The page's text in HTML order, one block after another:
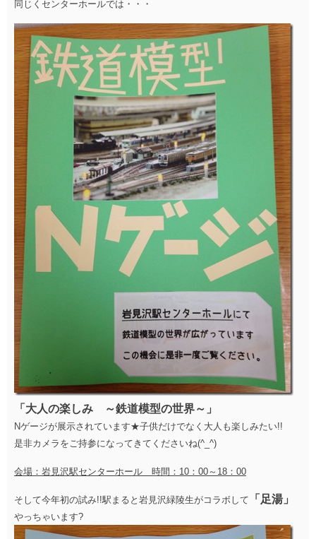
同じくセンターホールでは・・・
「大人の楽しみ ～鉄道模型の世界～」
Nゲージが展示されています★子供だけでなく大人も楽しみたい!!
是非カメラをご持参になってきてくださいね(^_^)
会場：岩見沢駅センターホール 時間：10：00～18：00
そして今年初の試み!!駅まると岩見沢緑陵生がコラボして 「足湯」
やっちゃいます?